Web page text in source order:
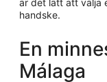
är det lätt att välja
handske.
En
Málaga